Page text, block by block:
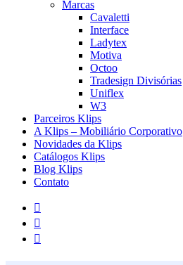
Marcas
Cavaletti
Interface
Ladytex
Motiva
Octoo
Tradesign Divisórias
Uniflex
W3
Parceiros Klips
A Klips – Mobiliário Corporativo
Novidades da Klips
Catálogos Klips
Blog Klips
Contato
facebook
instagram
whatsapp